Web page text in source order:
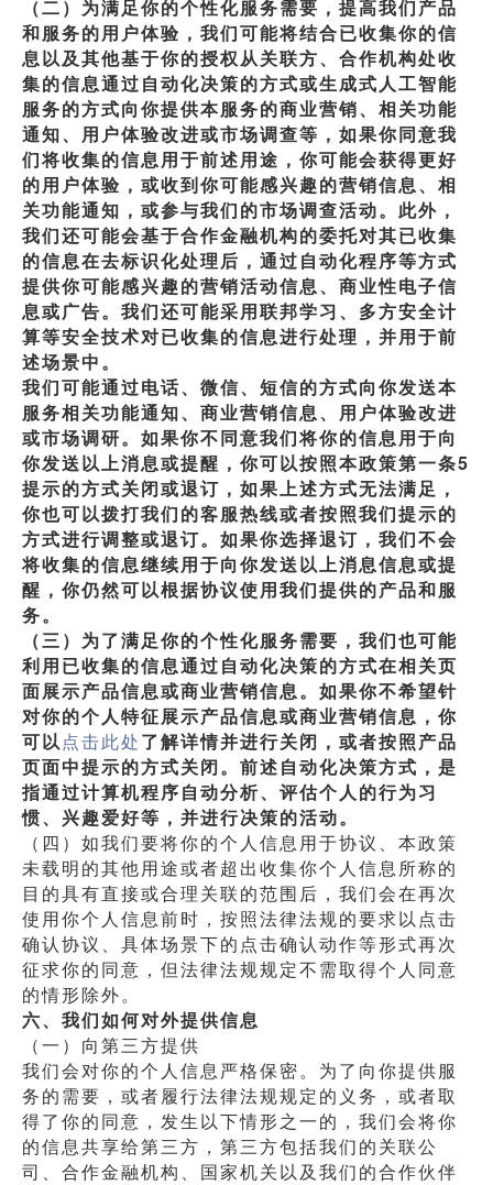
（二）为满足你的个性化服务需要，提高我们产品
和服务的用户体验，我们可能将结合已收集你的信
息以及其他基于你的授权从关联方、合作机构处收
集的信息通过自动化决策的方式或生成式人工智能
服务的方式向你提供本服务的商业营销、相关功能
通知、用户体验改进或市场调查等，如果你同意我
们将收集的信息用于前述用途，你可能会获得更好
的用户体验，或收到你可能感兴趣的营销信息、相
关功能通知，或参与我们的市场调查活动。此外，
我们还可能会基于合作金融机构的委托对其已收集
的信息在去标识化处理后，通过自动化程序等方式
提供你可能感兴趣的营销活动信息、商业性电子信
息或广告。我们还可能采用联邦学习、多方安全计
算等安全技术对已收集的信息进行处理，并用于前
述场景中。
我们可能通过电话、微信、短信的方式向你发送本
服务相关功能通知、商业营销信息、用户体验改进
或市场调研。如果你不同意我们将你的信息用于向
你发送以上消息或提醒，你可以按照本政策第一条5
提示的方式关闭或退订，如果上述方式无法满足，
你也可以拨打我们的客服热线或者按照我们提示的
方式进行调整或退订。如果你选择退订，我们不会
将收集的信息继续用于向你发送以上消息信息或提
醒，你仍然可以根据协议使用我们提供的产品和服
务。
（三）为了满足你的个性化服务需要，我们也可能
利用已收集的信息通过自动化决策的方式在相关页
面展示产品信息或商业营销信息。如果你不希望针
对你的个人特征展示产品信息或商业营销信息，你
可以点击此处了解详情并进行关闭，或者按照产品
页面中提示的方式关闭。前述自动化决策方式，是
指通过计算机程序自动分析、评估个人的行为习
惯、兴趣爱好等，并进行决策的活动。
（四）如我们要将你的个人信息用于协议、本政策
未载明的其他用途或者超出收集你个人信息所称的
目的具有直接或合理关联的范围后，我们会在再次
使用你个人信息前时，按照法律法规的要求以点击
确认协议、具体场景下的点击确认动作等形式再次
征求你的同意，但法律法规规定不需取得个人同意
的情形除外。
六、我们如何对外提供信息
（一）向第三方提供
我们会对你的个人信息严格保密。为了向你提供服
务的需要，或者履行法律法规规定的义务，或者取
得了你的同意，发生以下情形之一的，我们会将你
的信息共享给第三方，第三方包括我们的关联公
司、合作金融机构、国家机关以及我们的合作伙伴